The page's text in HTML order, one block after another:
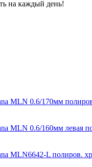
на каждый день!
MLN 0.6/170мм
MLN 0.6/160мм левая
MLN6642-L полиров.